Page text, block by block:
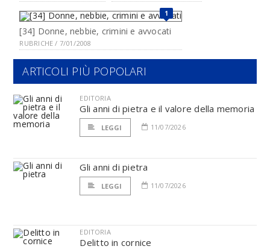
1
[34] Donne, nebbie, crimini e avvocati
RUBRICHE / 7/01/2008
ARTICOLI PIÙ POPOLARI
EDITORIA
Gli anni di pietra e il valore della memoria
LEGGI 11/07/2026
Gli anni di pietra
LEGGI 11/07/2026
EDITORIA
Delitto in cornice